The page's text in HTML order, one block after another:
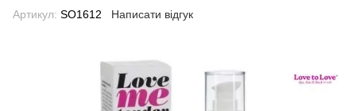
Артикул: SO1612 Написати відгук